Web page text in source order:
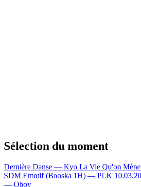
Sélection du moment
Dernière Danse — Kyo La Vie Qu'on
SDM Emotif (Booska 1H) — PLK
— Oboy